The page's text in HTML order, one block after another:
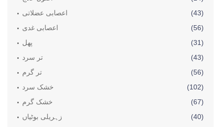
اعصابی عضلاتی
(43)
اعصابی غدی
(56)
پھل
(31)
تر سرد
(43)
تر گرم
(56)
خشک سرد
(102)
خشک گرم
(67)
زہریلی بوٹیاں
(40)